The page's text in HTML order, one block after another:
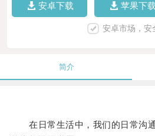
安卓下载 苹果下载
安卓市场，安
简介
在日常生活中，我们的日常沟通